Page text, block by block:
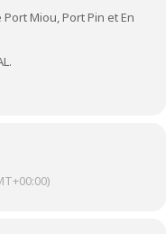
Miou, Port Pin et En